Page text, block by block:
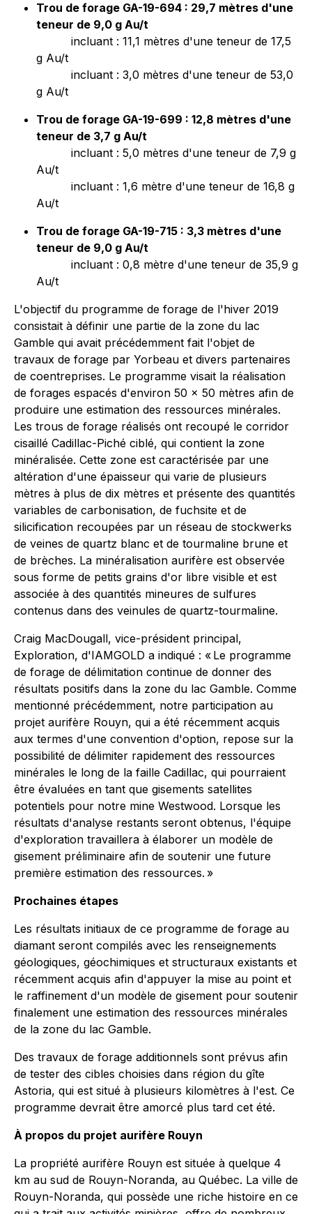
Trou de forage GA-19-694 : 29,7 mètres d'une
teneur de 9,0 g Au/t
incluant : 11,1 mètres d'une teneur de 17,5
g Au/t
incluant : 3,0 mètres d'une teneur de 53,0
g Au/t
Trou de forage GA-19-699 : 12,8 mètres d'une
teneur de 3,7 g Au/t
incluant : 5,0 mètres d'une teneur de 7,9 g
Au/t
incluant : 1,6 mètre d'une teneur de 16,8 g
Au/t
Trou de forage GA-19-715 : 3,3 mètres d'une
teneur de 9,0 g Au/t
incluant : 0,8 mètre d'une teneur de 35,9 g
Au/t
L'objectif du programme de forage de l'hiver 2019
consistait à définir une partie de la zone du lac
Gamble qui avait précédemment fait l'objet de
travaux de forage par Yorbeau et divers partenaires
de coentreprises. Le programme visait la réalisation
de forages espacés d'environ 50 x 50 mètres afin de
produire une estimation des ressources minérales.
Les trous de forage réalisés ont recoupé le corridor
cisaillé Cadillac-Piché ciblé, qui contient la zone
minéralisée. Cette zone est caractérisée par une
altération d'une épaisseur qui varie de plusieurs
mètres à plus de dix mètres et présente des quantités
variables de carbonisation, de fuchsite et de
silicification recoupées par un réseau de stockwerks
de veines de quartz blanc et de tourmaline brune et
de brèches. La minéralisation aurifère est observée
sous forme de petits grains d'or libre visible et est
associée à des quantités mineures de sulfures
contenus dans des veinules de quartz-tourmaline.
Craig MacDougall, vice-président principal,
Exploration, d'IAMGOLD a indiqué : « Le programme
de forage de délimitation continue de donner des
résultats positifs dans la zone du lac Gamble. Comme
mentionné précédemment, notre participation au
projet aurifère Rouyn, qui a été récemment acquis
aux termes d'une convention d'option, repose sur la
possibilité de délimiter rapidement des ressources
minérales le long de la faille Cadillac, qui pourraient
être évaluées en tant que gisements satellites
potentiels pour notre mine Westwood. Lorsque les
résultats d'analyse restants seront obtenus, l'équipe
d'exploration travaillera à élaborer un modèle de
gisement préliminaire afin de soutenir une future
première estimation des ressources. »
Prochaines étapes
Les résultats initiaux de ce programme de forage au
diamant seront compilés avec les renseignements
géologiques, géochimiques et structuraux existants et
récemment acquis afin d'appuyer la mise au point et
le raffinement d'un modèle de gisement pour soutenir
finalement une estimation des ressources minérales
de la zone du lac Gamble.
Des travaux de forage additionnels sont prévus afin
de tester des cibles choisies dans région du gîte
Astoria, qui est situé à plusieurs kilomètres à l'est. Ce
programme devrait être amorcé plus tard cet été.
À propos du projet aurifère Rouyn
La propriété aurifère Rouyn est située à quelque 4
km au sud de Rouyn-Noranda, au Québec. La ville de
Rouyn-Noranda, qui possède une riche histoire en ce